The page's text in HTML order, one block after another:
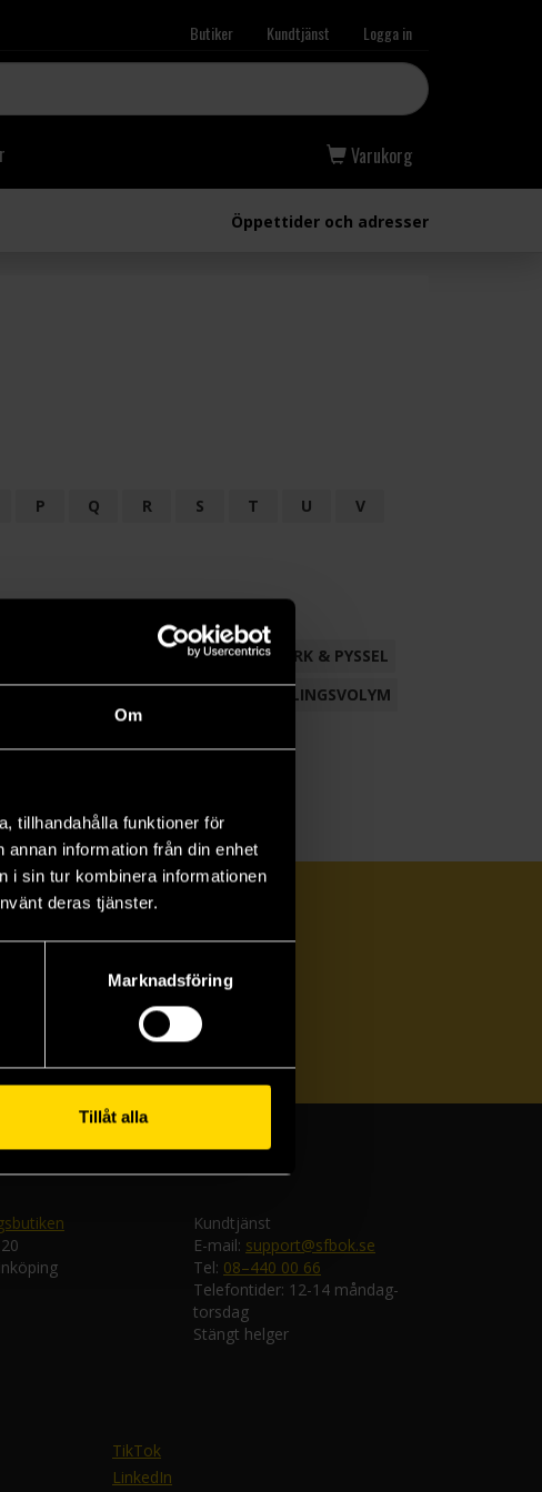
Om
tillhandahålla funktioner för
information från din enhet
i sin tur kombinera informationen
deras tjänster.
Marknadsföring
Tillåt alla
Butiker Kundtjänst Logga in
Varukorg
Öppettider och adresser
P Q R S T U
V
FACKLITTERATUR
HANTVERK & PYSSEL
SAMLINGSVOLYM
Kundtjänst
E-mail: support@sfbok.se
Tel: 08–440 00 66
Telefontider: 12-14 måndag-
torsdag
Stängt helger
TikTok
LinkedIn